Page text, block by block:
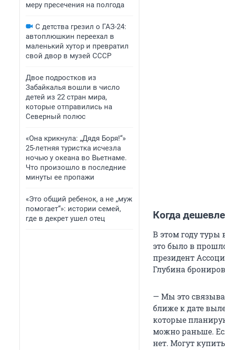
меру пресечения на полгода
С детства грезил о ГАЗ-24:
автоплюшкин переехал в
маленький хутор и превратил
свой двор в музей СССР
Двое подростков из
Забайкалья вошли в число
детей из 22 стран мира,
которые отправились на
Северный полюс
«Она крикнула: „Дядя Боря!“»
25-летняя туристка исчезла
ночью у океана во Вьетнаме.
Что произошло в последние
минуты ее пропажи
«Это общий ребенок, а не „муж
помогает“»: истории семей,
где в декрет ушел отец
Когда
В этом году туры
это было в
президент
Глубина
— Мы это
ближе к дате
которые
можно раньше.
нет. Могут